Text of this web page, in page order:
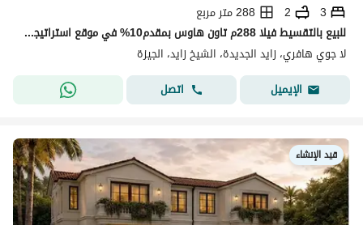
3
2
288 متر مربع
للبيع بالتقسيط فيلا 288م تاون هاوس بمقدم10% في موقع استراتيجي في المرحله الاولي من الحزام الاخضر
لا جوي هافري، زايد الجديدة، الشيخ زايد، الجيزة
الإيميل
اتصل
قيد الإنشاء